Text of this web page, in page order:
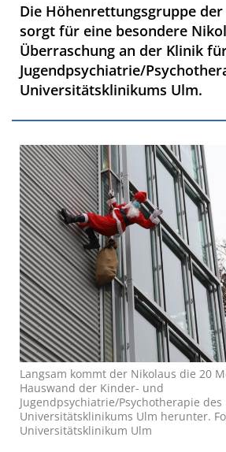
Die Höhenrettungsgruppe
sorgt für eine besondere
Überraschung an der Klinik
Jugendpsychiatrie/
Universitätsklinikums Ulm.
Langsam kommt der Nikolaus die 20
Hauswand der Kinder- und
Jugendpsychiatrie/Psychotherapie des
Universitätsklinikums Ulm herunter.
Universitätsklinikum Ulm